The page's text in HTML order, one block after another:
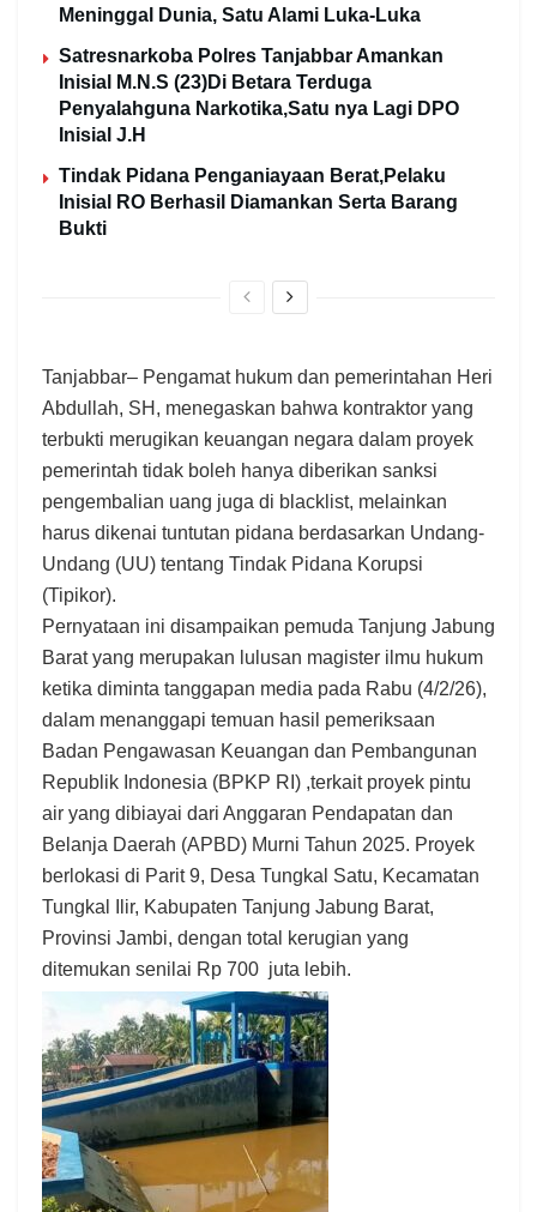
Meninggal Dunia, Satu Alami Luka-Luka
Satresnarkoba Polres Tanjabbar Amankan
Inisial M.N.S (23)Di Betara Terduga
Penyalahguna Narkotika,Satu nya Lagi DPO
Inisial J.H
Tindak Pidana Penganiayaan Berat,Pelaku
Inisial RO Berhasil Diamankan Serta Barang
Bukti
Tanjabbar– Pengamat hukum dan pemerintahan Heri
Abdullah, SH, menegaskan bahwa kontraktor yang
terbukti merugikan keuangan negara dalam proyek
pemerintah tidak boleh hanya diberikan sanksi
pengembalian uang juga di blacklist, melainkan
harus dikenai tuntutan pidana berdasarkan Undang-
Undang (UU) tentang Tindak Pidana Korupsi
(Tipikor).
Pernyataan ini disampaikan pemuda Tanjung Jabung
Barat yang merupakan lulusan magister ilmu hukum
ketika diminta tanggapan media pada Rabu (4/2/26),
dalam menanggapi temuan hasil pemeriksaan
Badan Pengawasan Keuangan dan Pembangunan
Republik Indonesia (BPKP RI) ,terkait proyek pintu
air yang dibiayai dari Anggaran Pendapatan dan
Belanja Daerah (APBD) Murni Tahun 2025. Proyek
berlokasi di Parit 9, Desa Tungkal Satu, Kecamatan
Tungkal Ilir, Kabupaten Tanjung Jabung Barat,
Provinsi Jambi, dengan total kerugian yang
ditemukan senilai Rp 700 juta lebih.